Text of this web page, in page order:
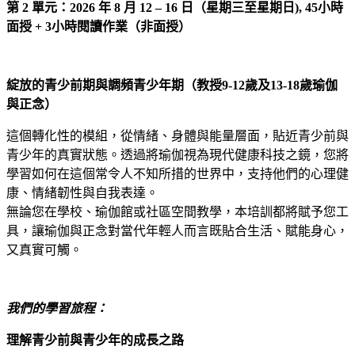
第 2 單元：2026 年 8 月 12 – 16 日（星期三至星期日), 45小時
面授 + 3小時閱讀作業（非面授）
綻放的青少前期與調頻青少年期（教授9-12歲及13-18歲瑜伽
與正念）
這個轉化性的模組，從情緒、身體與能量層面，貼近青少前與
青少年的真實狀態。透過將瑜伽視為現代健康科技之鏡，您將
學習如何在這個常令人不知所措的世界中，支持他們的心理健
康、情緒韌性與自我表達。
無論您在學校、瑜伽館或社區空間教學，本培訓都將賦予您工
具，讓瑜伽與正念對當代年輕人而言既貼合生活、賦能身心，
又真實可觸。
我們的學習旅程：
理解青少前與青少年的成長之路